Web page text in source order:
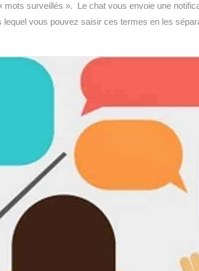
surveillés ». Le chat vous envoie une
vous pouvez saisir ces termes en les